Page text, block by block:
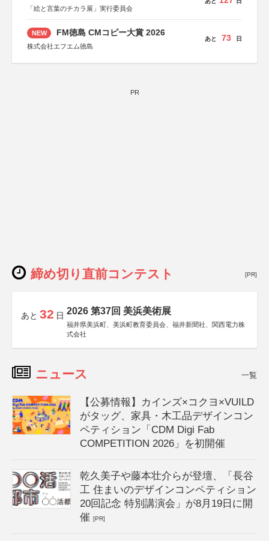
「絵と言葉のチカラ展」実行委員会
NEW FM徳島 CMコピー大賞 2026
株式会社エフエム徳島
あと 73 日
PR
締め切り直前コンテスト [PR]
あと 32 日 2026 第37回 美浜美術展
福井県美浜町、美浜町教育委員会、福井新聞社、関西電力株
式会社
ニュース 一覧
【公募情報】カインズ×コクヨ×VUILD
がタッグ、家具・木工品デザインコン
ペティション「CDM Digi Fab
COMPETITION 2026」を初開催
乾久美子や藤本壮介らが登壇、「長谷
工 住まいのデザインコンペティション
20回記念 特別講演会」が8月19日に開
催[PR]